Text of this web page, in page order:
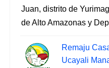
Juan, distrito de
de Alto Amazonas y
Remaju
Ucayali